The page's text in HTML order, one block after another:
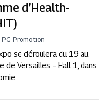
d’Health-
-PG Promotion
se déroulera du 19 au
de Versailles – Hall 1, dans